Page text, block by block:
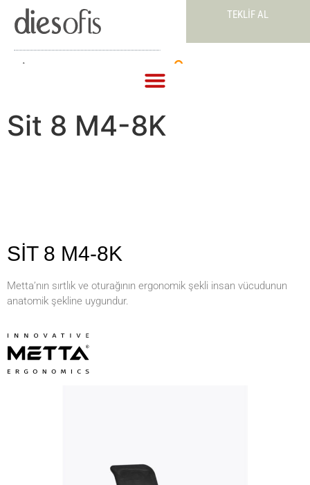
TEKLIF AL
Teklif Al
Sit 8 M4-8K
SİT 8 M4-8K
Metta’nın sırtlık ve oturağının ergonomik şekli insan vücudunun
anatomik şekline uygundur.